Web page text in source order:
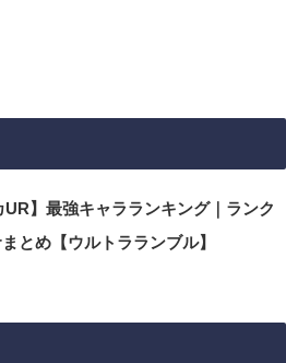
UR】最強キャラランキング｜ランク
とめ【ウルトラランブル】